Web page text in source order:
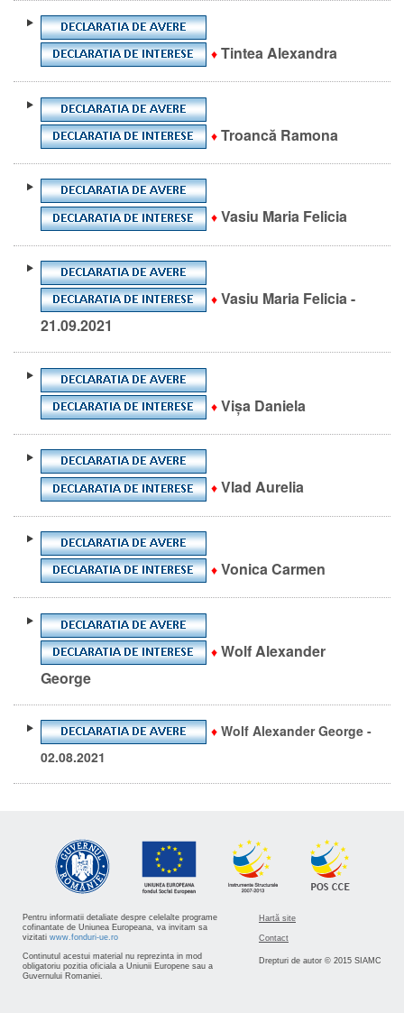
♦ Tintea Alexandra
♦ Troancă Ramona
♦ Vasiu Maria Felicia
♦ Vasiu Maria Felicia -
21.09.2021
♦ Vișa Daniela
♦ Vlad Aurelia
♦ Vonica Carmen
♦ Wolf Alexander
George
♦ Wolf Alexander George -
02.08.2021
Pentru informatii detaliate despre celelalte programe
cofinantate de Uniunea Europeana, va invitam sa
vizitati www.fonduri-ue.ro
Continutul acestui material nu reprezinta in mod
obligatoriu pozitia oficiala a Uniunii Europene sau a
Guvernului Romaniei.
Hartă site
Contact
Drepturi de autor © 2015 SIAMC